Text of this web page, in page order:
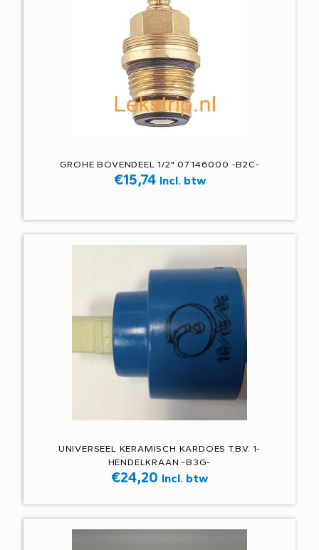
GROHE BOVENDEEL 1/2" 07146000 -B2C-
€15,74 Incl. btw
UNIVERSEEL KERAMISCH KARDOES T.B.V. 1-
HENDELKRAAN -B3G-
€24,20 Incl. btw